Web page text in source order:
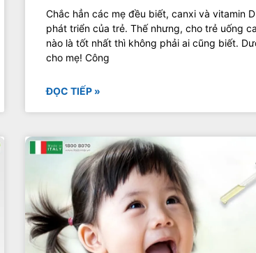
Chắc hẳn các mẹ đều biết, canxi và vitamin
phát triển của trẻ. Thế nhưng, cho trẻ uống
nào là tốt nhất thì không phải ai cũng biết.
cho mẹ! Công
ĐỌC TIẾP »